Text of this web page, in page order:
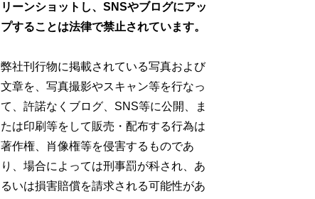
リーンショットし、SNSやブログにアッ
プすることは法律で禁止されています。
弊社刊行物に掲載されている写真および
文章を、写真撮影やスキャン等を行なっ
て、許諾なくブログ、SNS等に公開、ま
たは印刷等をして販売・配布する行為は
著作権、肖像権等を侵害するものであ
り、場合によっては刑事罰が科され、あ
るいは損害賠償を請求される可能性があ